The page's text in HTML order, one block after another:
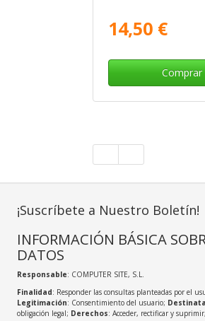
14,50 €
Comprar
¡Suscríbete a Nuestro Boletín!
INFORMACIÓN BÁSICA
DATOS
Responsable: COMPUTER SITE, S.L.
Finalidad: Responder las consultas planteadas por el
Legitimación: Consentimiento del usuario;
obligación legal; Derechos: Acceder, rectificar y